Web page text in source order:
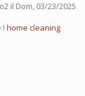
il Dom, 03/23/2025
! home cleaning